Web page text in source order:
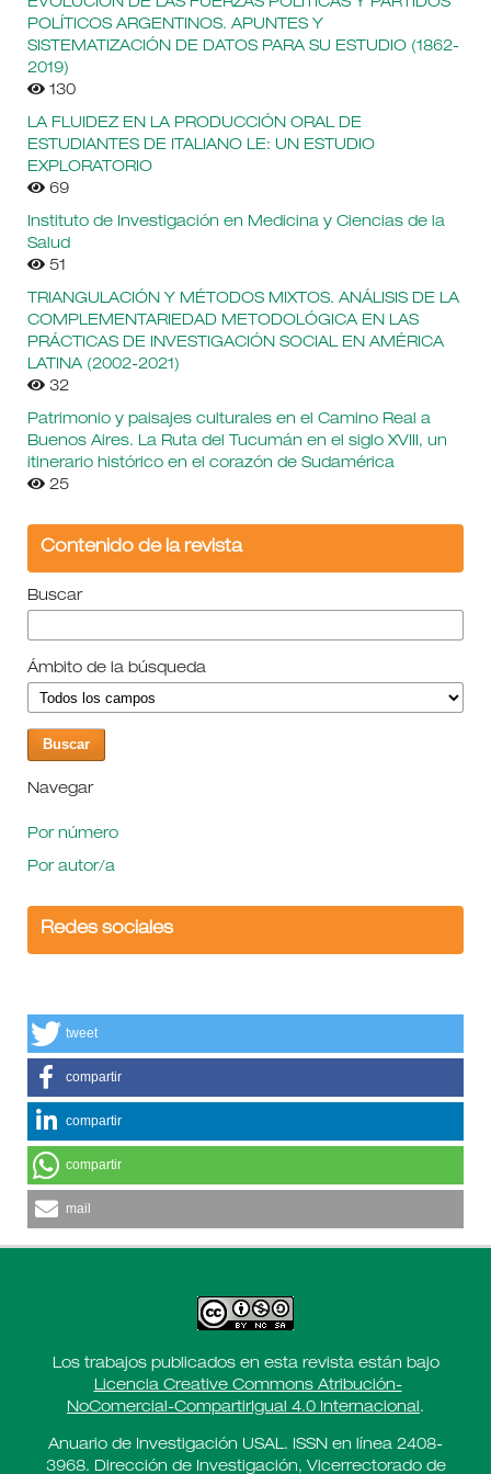
EVOLUCIÓN DE LAS FUERZAS POLÍTICAS Y PARTIDOS
POLÍTICOS ARGENTINOS. APUNTES Y
SISTEMATIZACIÓN DE DATOS PARA SU ESTUDIO (1862-
2019)
130
LA FLUIDEZ EN LA PRODUCCIÓN ORAL DE
ESTUDIANTES DE ITALIANO LE: UN ESTUDIO
EXPLORATORIO
69
Instituto de Investigación en Medicina y Ciencias de la
Salud
51
TRIANGULACIÓN Y MÉTODOS MIXTOS. ANÁLISIS DE LA
COMPLEMENTARIEDAD METODOLÓGICA EN LAS
PRÁCTICAS DE INVESTIGACIÓN SOCIAL EN AMÉRICA
LATINA (2002-2021)
32
Patrimonio y paisajes culturales en el Camino Real a
Buenos Aires. La Ruta del Tucumán en el siglo XVIII, un
itinerario histórico en el corazón de Sudamérica
25
Contenido de la revista
Buscar
Ámbito de la búsqueda
Navegar
Por número
Por autor/a
Redes sociales
tweet
compartir
compartir
compartir
mail
Los trabajos publicados en esta revista están bajo
Licencia Creative Commons Atribución-
NoComercial-CompartirIgual 4.0 Internacional.
Anuario de Investigación USAL. ISSN en línea 2408-
3968. Dirección de Investigación, Vicerrectorado de